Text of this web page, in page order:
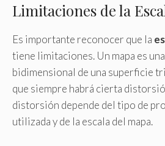
Limitaciones de la
Es importante reconocer que la
tiene limitaciones. Un mapa es
bidimensional de una superficie
que siempre habrá cierta
distorsión depende del tipo de
utilizada y de la escala del mapa.